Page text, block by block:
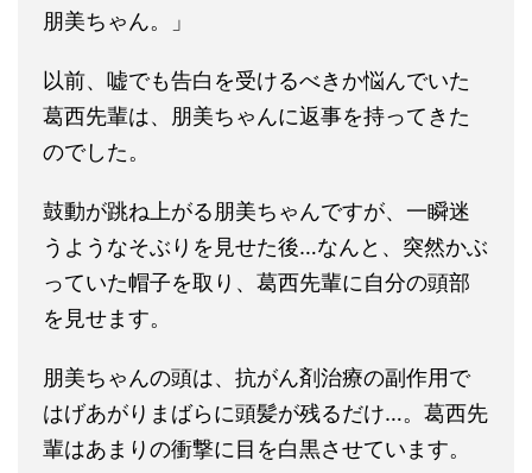
朋美ちゃん。」
以前、嘘でも告白を受けるべきか悩んでいた
葛西先輩は、朋美ちゃんに返事を持ってきた
のでした。
鼓動が跳ね上がる朋美ちゃんですが、一瞬迷
うようなそぶりを見せた後…なんと、突然かぶ
っていた帽子を取り、葛西先輩に自分の頭部
を見せます。
朋美ちゃんの頭は、抗がん剤治療の副作用で
はげあがりまばらに頭髪が残るだけ…。葛西先
輩はあまりの衝撃に目を白黒させています。